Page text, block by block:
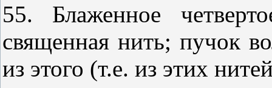
55. Блаженное
священная нить; пучок
из этого (т.е. из этих